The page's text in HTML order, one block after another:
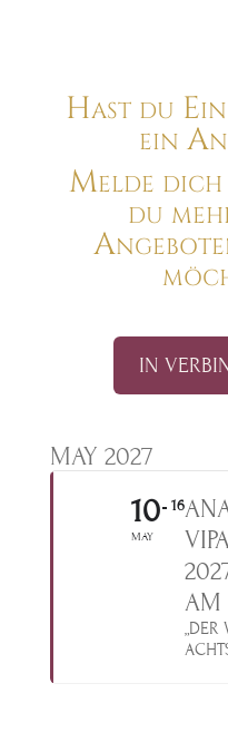
Hast du
ein
Melde dich
du
IN
MAY 2027
10
MAY
16
AM
„DER